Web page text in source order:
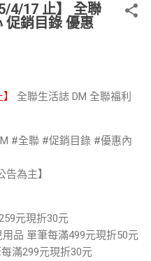
4/17 止】 全聯
促銷目錄 優惠
全聯生活誌 DM 全聯福利
#全聯 #促銷目錄 #優惠內
告為主】
元現折30元
品 單筆每滿499元現折50元
滿299元現折30元